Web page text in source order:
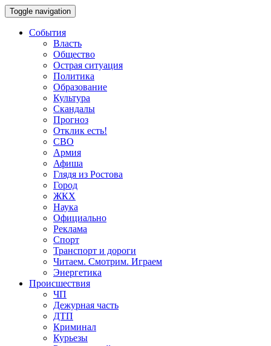
Toggle navigation
События
Власть
Общество
Острая ситуация
Политика
Образование
Культура
Скандалы
Прогноз
Отклик есть!
СВО
Армия
Афиша
Глядя из Ростова
Город
ЖКХ
Наука
Официально
Реклама
Спорт
Транспорт и дороги
Читаем. Смотрим. Играем
Энергетика
Происшествия
ЧП
Дежурная часть
ДТП
Криминал
Курьезы